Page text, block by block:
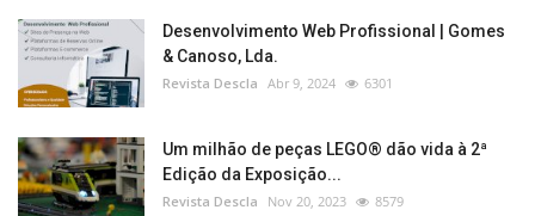
Desenvolvimento Web Profissional | Gomes
& Canoso, Lda.
Revista Descla Abr 9, 2024 6301
Um milhão de peças LEGO® dão vida à 2ª
Edição da Exposição...
Revista Descla Nov 20, 2023 8579